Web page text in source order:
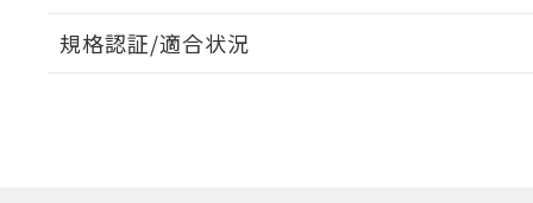
EU RoHS 注意事項・凡例
規格認証/適合状況